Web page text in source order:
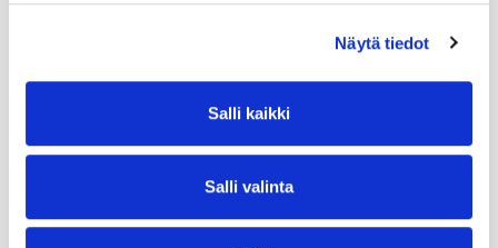
Näytä tiedot
Salli kaikki
Salli valinta